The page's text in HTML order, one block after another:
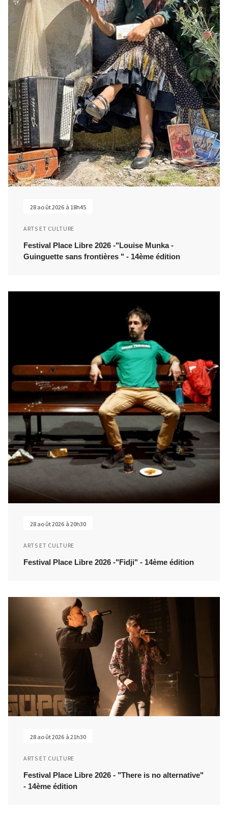
Festival Place Libre 2026 -"Louise Munka -
Guinguette sans frontières " - 14ème édition
ARTS ET CULTURE
28 août 2026 à 18h45
Festival Place Libre 2026 -"Fidji" - 14ème édition
ARTS ET CULTURE
28 août 2026 à 20h30
Festival Place Libre 2026 - "There is no alternative"
- 14ème édition
ARTS ET CULTURE
28 août 2026 à 21h30